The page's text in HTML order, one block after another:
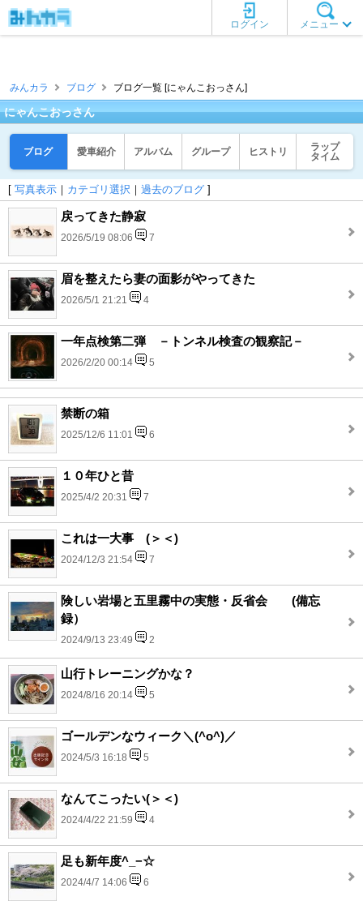
メニュー
ログイン
みんカラ ブログ ブログ一覧 [にゃんこおっさん]
にゃんこおっさん
ブログ 愛車紹介 アルバム グループ ヒストリ
ラップ
タイム
[ 写真表示 ｜ カテゴリ選択 ｜ 過去のブログ ]
戻ってきた静寂
2026/5/19 08:06 7
眉を整えたら妻の面影がやってきた
2026/5/1 21:21 4
一年点検第二弾 －トンネル検査の観察記－
2026/2/20 00:14 5
禁断の箱
2025/12/6 11:01 6
１０年ひと昔
2025/4/2 20:31 7
これは一大事 (＞＜)
2024/12/3 21:54 7
険しい岩場と五里霧中の実態・反省会 (備忘
録）
2024/9/13 23:49 2
山行トレーニングかな？
2024/8/16 20:14 5
ゴールデンなウィーク＼(^o^)／
2024/5/3 16:18 5
なんてこったい(＞＜)
2024/4/22 21:59 4
足も新年度^_−☆
2024/4/7 14:06 6